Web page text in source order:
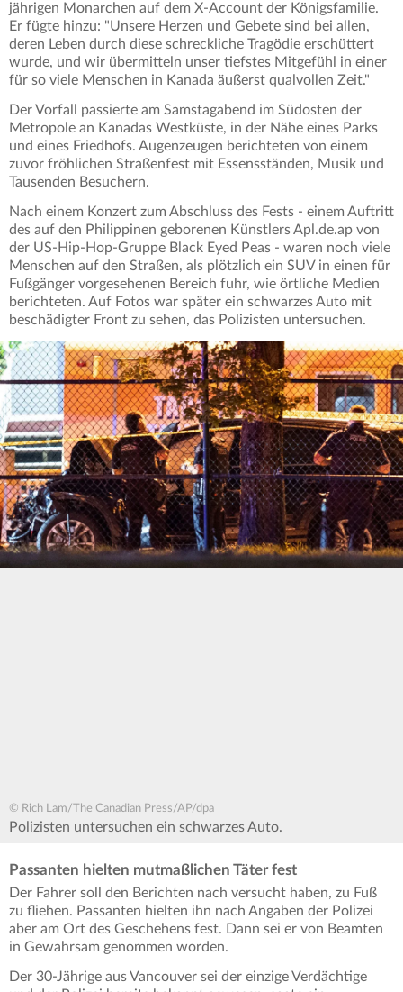
jährigen Monarchen auf dem X-Account der Königsfamilie.
Er fügte hinzu: "Unsere Herzen und Gebete sind bei allen,
deren Leben durch diese schreckliche Tragödie erschüttert
wurde, und wir übermitteln unser tiefstes Mitgefühl in einer
für so viele Menschen in Kanada äußerst qualvollen Zeit."
Der Vorfall passierte am Samstagabend im Südosten der
Metropole an Kanadas Westküste, in der Nähe eines Parks
und eines Friedhofs. Augenzeugen berichteten von einem
zuvor fröhlichen Straßenfest mit Essensständen, Musik und
Tausenden Besuchern.
Nach einem Konzert zum Abschluss des Fests - einem Auftritt
des auf den Philippinen geborenen Künstlers Apl.de.ap von
der US-Hip-Hop-Gruppe Black Eyed Peas - waren noch viele
Menschen auf den Straßen, als plötzlich ein SUV in einen für
Fußgänger vorgesehenen Bereich fuhr, wie örtliche Medien
berichteten. Auf Fotos war später ein schwarzes Auto mit
beschädigter Front zu sehen, das Polizisten untersuchen.
© Rich Lam/The Canadian Press/AP/dpa
Polizisten untersuchen ein schwarzes Auto.
Passanten hielten mutmaßlichen Täter fest
Der Fahrer soll den Berichten nach versucht haben, zu Fuß
zu fliehen. Passanten hielten ihn nach Angaben der Polizei
aber am Ort des Geschehens fest. Dann sei er von Beamten
in Gewahrsam genommen worden.
Der 30-Jährige aus Vancouver sei der einzige Verdächtige